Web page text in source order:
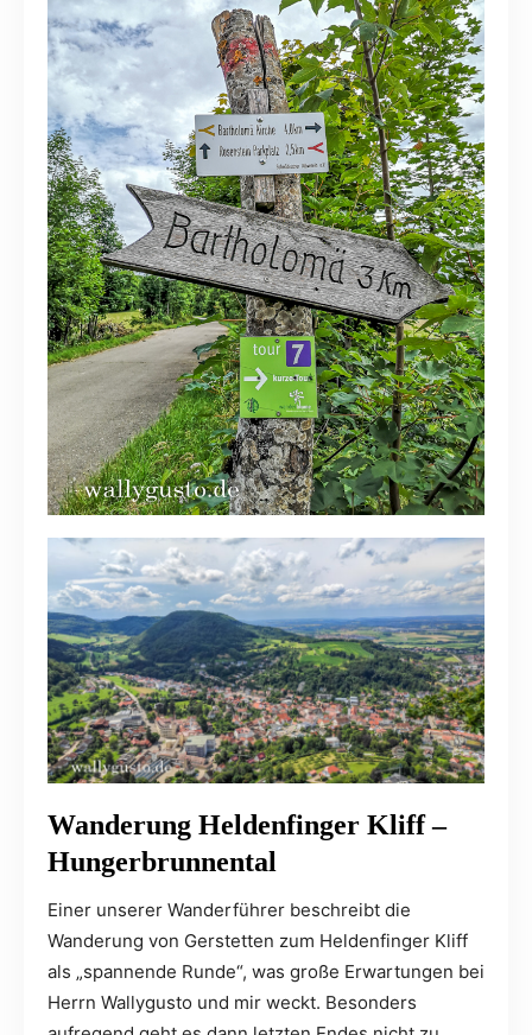
Wanderung Heldenfinger Kliff –
Hungerbrunnental
Einer unserer Wanderführer beschreibt die
Wanderung von Gerstetten zum Heldenfinger Kliff
als „spannende Runde“, was große Erwartungen bei
Herrn Wallygusto und mir weckt. Besonders